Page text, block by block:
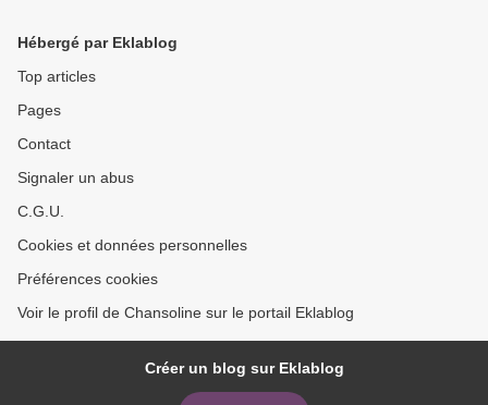
Hébergé par Eklablog
Top articles
Pages
Contact
Signaler un abus
C.G.U.
Cookies et données personnelles
Préférences cookies
Voir le profil de Chansoline sur le portail Eklablog
Créer un blog sur Eklablog